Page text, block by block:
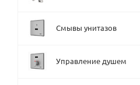
Смывы унитазов
Управление душем